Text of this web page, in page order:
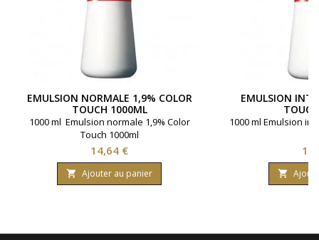
EMULSION NORMALE 1,9% COLOR
TOUCH 1000ML
1000 ml Emulsion normale 1,9% Color
Touch 1000ml
Prix
14,64 €
 Ajouter au panier
EMULSION
1000 ml Emulsion
